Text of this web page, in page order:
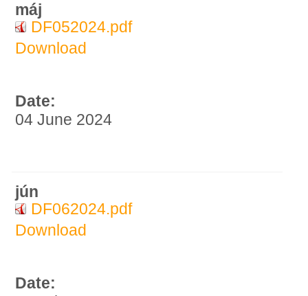
máj
DF052024.pdf
Download
Date:
04 June 2024
jún
DF062024.pdf
Download
Date: